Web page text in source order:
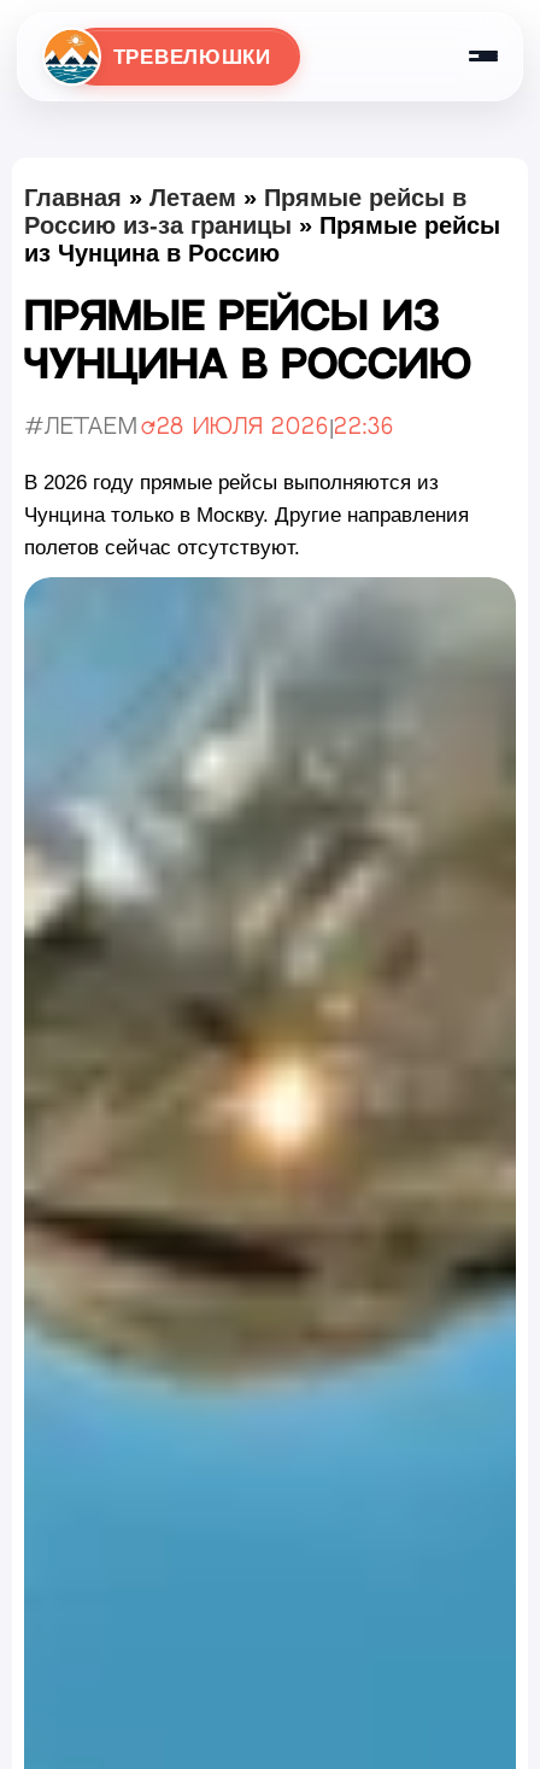
ТРЕВЕЛЮШКИ
Главная » Летаем » Прямые рейсы в
Россию из-за границы » Прямые рейсы
из Чунцина в Россию
Прямые рейсы из
Чунцина в Россию
#Летаем Обновлено:
28 июля 2026 |22:36
В 2026 году прямые рейсы выполняются из
Чунцина только в Москву. Другие направления
полетов сейчас отсутствуют.